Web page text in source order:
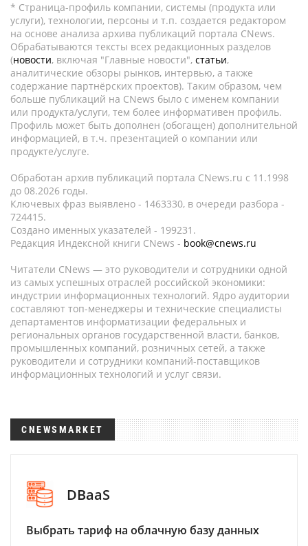
* Страница-профиль компании, системы (продукта или
услуги), технологии, персоны и т.п. создается редактором
на основе анализа архива публикаций портала CNews.
Обрабатываются тексты всех редакционных разделов
(новости, включая "Главные новости", статьи,
аналитические обзоры рынков, интервью, а также
содержание партнёрских проектов). Таким образом, чем
больше публикаций на CNews было с именем компании
или продукта/услуги, тем более информативен профиль.
Профиль может быть дополнен (обогащен) дополнительной
информацией, в т.ч. презентацией о компании или
продукте/услуге.
Обработан архив публикаций портала CNews.ru c 11.1998
до 08.2026 годы.
Ключевых фраз выявлено - 1463330, в очереди разбора -
724415.
Создано именных указателей - 199231.
Редакция Индексной книги CNews - book@cnews.ru
Читатели CNews — это руководители и сотрудники одной
из самых успешных отраслей российской экономики:
индустрии информационных технологий. Ядро аудитории
составляют топ-менеджеры и технические специалисты
департаментов информатизации федеральных и
региональных органов государственной власти, банков,
промышленных компаний, розничных сетей, а также
руководители и сотрудники компаний-поставщиков
информационных технологий и услуг связи.
CNEWSMARKET
DBaaS
Выбрать тариф на облачную базу данных